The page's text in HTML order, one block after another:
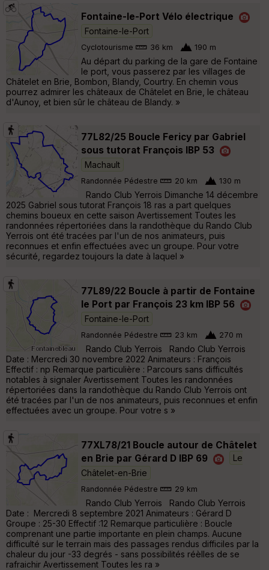
Fontaine-le-Port Vélo électrique
Fontaine-le-Port
Cyclotourisme 36 km 190 m
Au départ du parking de la gare de Fontaine
le port, vous passerez par les villages de
Châtelet en Brie, Bombon, Blandy, Courtry. En chemin vous
pourrez admirer les châteaux de Châtelet en Brie, le château
d'Aunoy, et bien sûr le château de Blandy. »
77L82/25 Boucle Fericy par Gabriel
sous tutorat François IBP 53
Machault
Randonnée Pédestre 20 km 130 m
Rando Club Yerrois Dimanche 14 décembre
2025 Gabriel sous tutorat François 18 ras a part quelques
chemins boueux en cette saison Avertissement Toutes les
randonnées répertoriées dans la randothèque du Rando Club
Yerrois ont été tracées par l'un de nos animateurs, puis
reconnues et enfin effectuées avec un groupe. Pour votre
sécurité, regardez toujours la date à laquel »
77L89/22 Boucle à partir de Fontaine
le Port par François 23 km IBP 56
Fontaine-le-Port
Randonnée Pédestre 23 km 270 m
Rando Club Yerrois Rando Club Yerrois
Date : Mercredi 30 novembre 2022 Animateurs : François
Effectif : np Remarque particulière : Parcours sans difficultés
notables à signaler Avertissement Toutes les randonnées
répertoriées dans la randothèque du Rando Club Yerrois ont
été tracées par l'un de nos animateurs, puis reconnues et enfin
effectuées avec un groupe. Pour votre s »
77XL78/21 Boucle autour de Châtelet
en Brie par Gérard D IBP 69
Le
Châtelet-en-Brie
Randonnée Pédestre 29 km
Rando Club Yerrois Rando Club Yerrois
Date : Mercredi 8 septembre 2021 Animateurs : Gérard D
Groupe : 25-30 Effectif :12 Remarque particulière : Boucle
comprenant une partie importante en plein champs. Aucune
difficulté sur le terrain mais des passages rendus difficiles par la
chaleur du jour -33 degrés - sans possibilités réèlles de se
rafraichir Avertissement Toutes les ra »